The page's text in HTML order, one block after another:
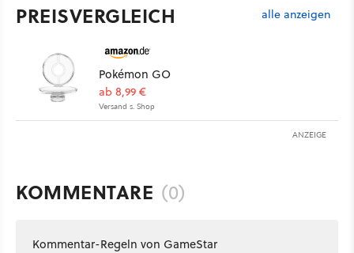
PREISVERGLEICH alle anzeigen
Pokémon GO
ab 8,99 €
Versand s. Shop
ANZEIGE
KOMMENTARE (0)
Kommentar-Regeln von GameStar